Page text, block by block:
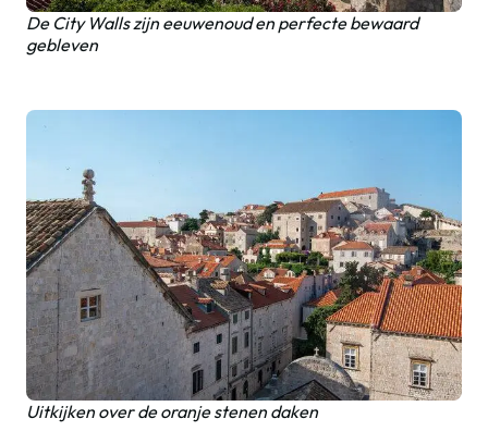
De City Walls zijn eeuwenoud en perfecte bewaard
gebleven
Uitkijken over de oranje stenen daken